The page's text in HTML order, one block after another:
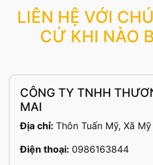
LIÊN HỆ VỚI
CỨ KHI NÀO
CÔNG TY TNHH
MAI
Địa chỉ: Thôn Tuấn Mỹ, Xã
Điện thoại: 0986163844